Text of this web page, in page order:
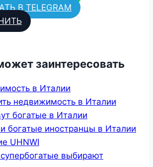
В TELEGRAM
заинтересовать
в Италии
недвижимость в Италии
богатые в Италии
богатые иностранцы в Италии
UHNWI
выбирают